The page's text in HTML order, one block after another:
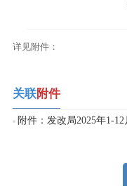
详见附件：
关联附件